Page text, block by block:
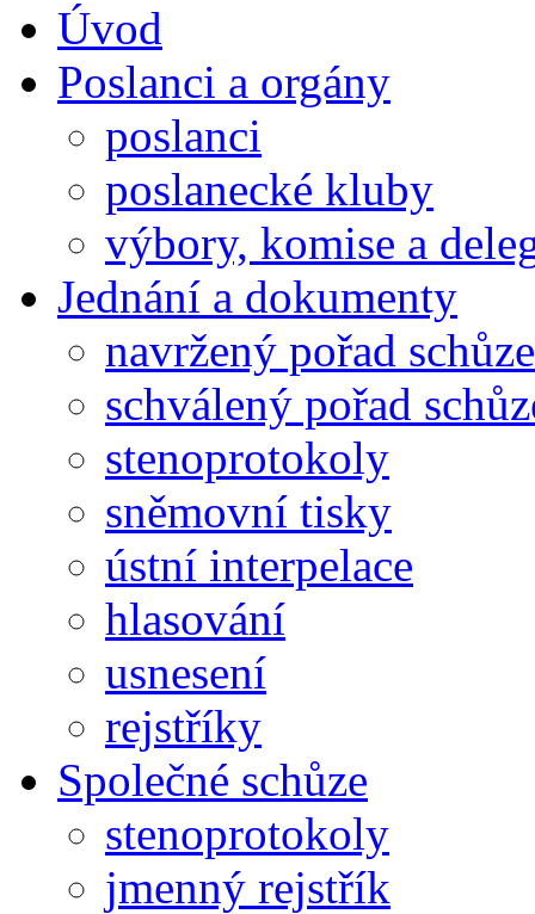
Úvod
Poslanci a orgány
poslanci
poslanecké kluby
výbory, komise a
Jednání a dokumenty
navržený pořad schůze
schválený pořad
stenoprotokoly
sněmovní tisky
ústní interpelace
hlasování
usnesení
rejstříky
Společné schůze
stenoprotokoly
jmenný rejstřík